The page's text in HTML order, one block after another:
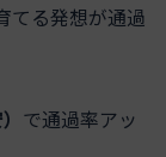
てる発想が通過
で通過率アッ